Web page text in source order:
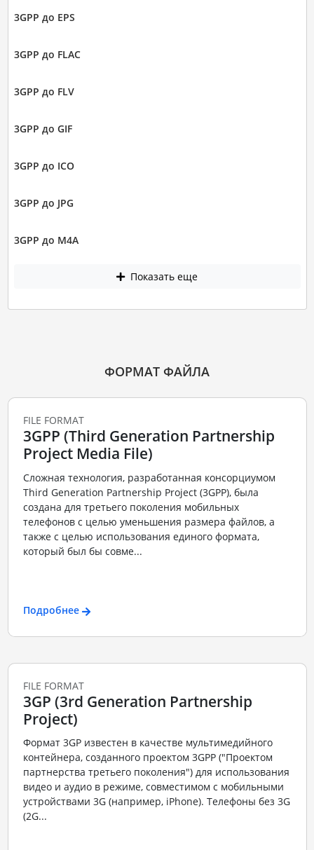
3GPP до EPS
3GPP до FLAC
3GPP до FLV
3GPP до GIF
3GPP до ICO
3GPP до JPG
3GPP до M4A
Показать еще
ФОРМАТ ФАЙЛА
FILE FORMAT
3GPP (Third Generation Partnership
Project Media File)
Сложная технология, разработанная консорциумом
Third Generation Partnership Project (3GPP), была
создана для третьего поколения мобильных
телефонов с целью уменьшения размера файлов, а
также с целью использования единого формата,
который был бы совме...
Подробнее
FILE FORMAT
3GP (3rd Generation Partnership
Project)
Формат 3GP известен в качестве мультимедийного
контейнера, созданного проектом 3GPP ("Проектом
партнерства третьего поколения") для использования
видео и аудио в режиме, совместимом с мобильными
устройствами 3G (например, iPhone). Телефоны без 3G
(2G...